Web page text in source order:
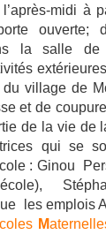
l’après-midi à
la salle de
du village de
et de
de la vie de
qui se
: Ginou
les emplois
coles M